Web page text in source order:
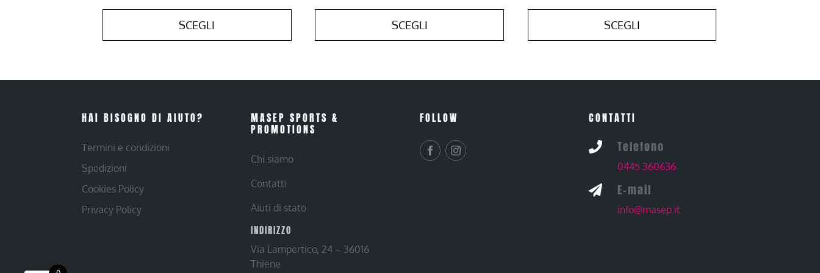
SCEGLI SCEGLI SCEGLI
HAI BISOGNO DI AIUTO?
Termini e condizioni
Spedizioni
Cookies Policy
Privacy Policy
MASEP SPORTS &
PROMOTIONS
Chi siamo
Contatti
Aiuti di stato
INDIRIZZO
Via Lampertico, 24 – 36016
Thiene
FOLLOW CONTATTI
 Telefono
0445 360636
 E-mail
info@masep.it